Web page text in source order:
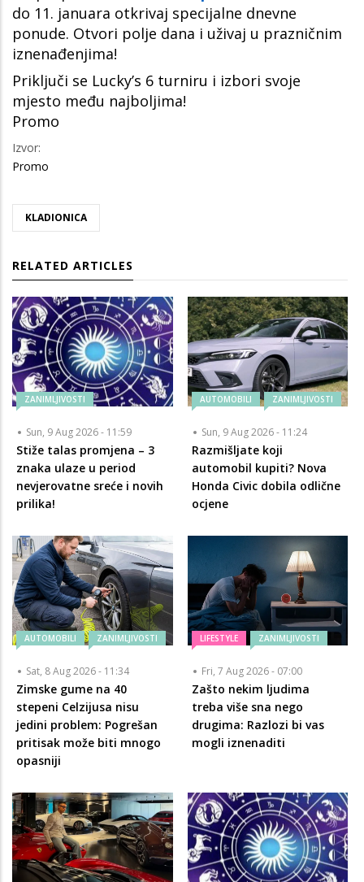
do 11. januara otkrivaj specijalne dnevne
ponude. Otvori polje dana i uživaj u prazničnim
iznenađenjima!
Priključi se Lucky’s 6 turniru i izbori svoje
mjesto među najboljima!
Promo
Izvor:
Promo
KLADIONICA
RELATED ARTICLES
ZANIMLJIVOSTI
Sun, 9 Aug 2026 - 11:59
Stiže talas promjena – 3
znaka ulaze u period
nevjerovatne sreće i novih
prilika!
AUTOMOBILI ZANIMLJIVOSTI
Sun, 9 Aug 2026 - 11:24
Razmišljate koji
automobil kupiti? Nova
Honda Civic dobila odlične
ocjene
AUTOMOBILI ZANIMLJIVOSTI
Sat, 8 Aug 2026 - 11:34
Zimske gume na 40
stepeni Celzijusa nisu
jedini problem: Pogrešan
pritisak može biti mnogo
opasniji
LIFESTYLE ZANIMLJIVOSTI
Fri, 7 Aug 2026 - 07:00
Zašto nekim ljudima
treba više sna nego
drugima: Razlozi bi vas
mogli iznenaditi